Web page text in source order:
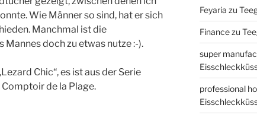
Wie Männer so sind, hat er sich
Manchmal ist die
doch zu etwas nutze :-).
Chic“, es ist aus der Serie
de la Plage.
Feyaria zu
Financezu
super
professional